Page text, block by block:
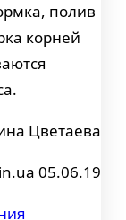
полив
корней
Цветаева
05.06.19